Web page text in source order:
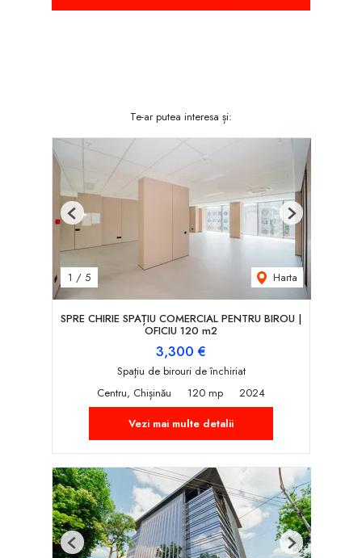
Te-ar putea interesa și:
1 / 5 Harta
Previous Next
SPRE CHIRIE SPAȚIU COMERCIAL PENTRU BIROU |
OFICIU 120 m2
3,300 €
Spațiu de birouri de închiriat
Centru, Chișinău
120 mp
2024
Vezi mai multe detalii
Previous Next